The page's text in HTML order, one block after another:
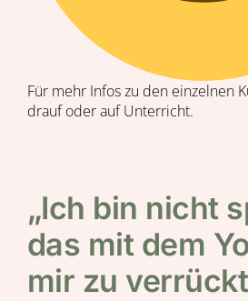
Für mehr Infos zu den einzelnen
drauf oder auf Unterricht.
„Ich bin nicht
das mit dem
mir zu